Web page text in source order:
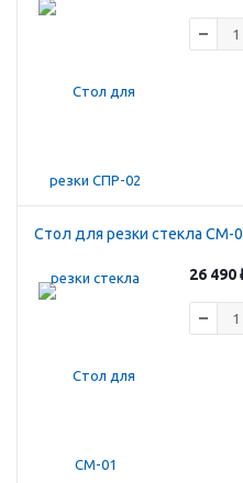
Стол для резки стекла СМ-
26 490